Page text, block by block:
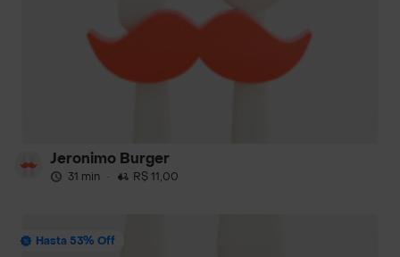
Jeronimo Burger
31 min · R$ 11,00
Hasta 53% Off